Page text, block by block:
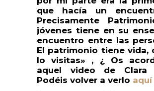
que hacía un
Precisamente
jóvenes tiene en su
encuentro entre las
El patrimonio tiene vida,
lo visitas» , ¿ Os
aquel video de Clara
Podéis volver a verlo aquí